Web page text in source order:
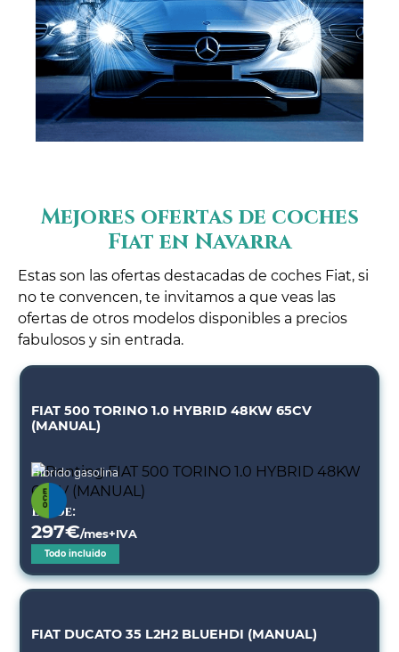
Mejores ofertas de coches
Fiat en Navarra
Estas son las ofertas destacadas de coches Fiat, si
no te convencen, te invitamos a que veas las
ofertas de otros modelos disponibles a precios
fabulosos y sin entrada.
FIAT 500 TORINO 1.0 HYBRID 48KW 65CV
(MANUAL)
Híbrido gasolina
Desde:
297€/mes+IVA
Todo incluido
FIAT DUCATO 35 L2H2 BLUEHDI (MANUAL)